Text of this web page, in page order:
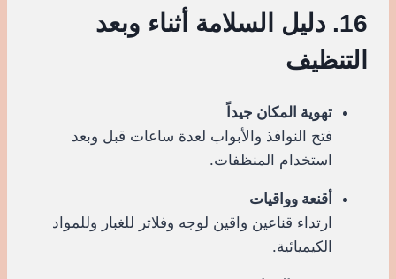
16. دليل السلامة أثناء وبعد
التنظيف
تهوية المكان جيداً
فتح النوافذ والأبواب لعدة ساعات قبل وبعد
استخدام المنظفات.
أقنعة وواقيات
ارتداء قناعين واقين لوجه وفلاتر للغبار وللمواد
الكيميائية.